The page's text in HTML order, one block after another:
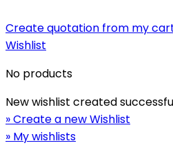
Create quotation from my
Wishlist
No products
New wishlist created
» Create a new Wishlist
» My wishlists